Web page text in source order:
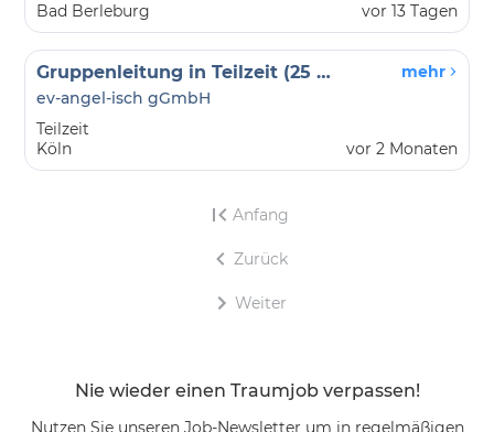
Bad Berleburg
vor 13 Tagen
Gruppenleitung in Teilzeit (25 Std.) für die OGS In der Auen in Bergisch Gladbach Refrath
ev-angel-isch gGmbH
Teilzeit
Köln
mehr
vor 2 Monaten
Anfang
Zurück
Weiter
Nie wieder einen Traumjob verpassen!
Nutzen Sie unseren Job-Newsletter um in regelmäßigen